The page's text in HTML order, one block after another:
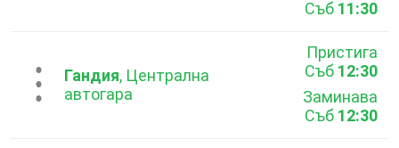
Съб 11:30
...Гандия, Централна
автогара
Пристига
Съб 12:30
Заминава
Съб 12:30